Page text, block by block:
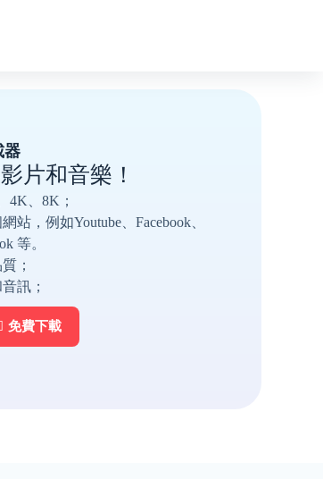
器
片和音樂！
4K、8K；
站，例如Youtube、Facebook、
等。
；
訊；
免費下載